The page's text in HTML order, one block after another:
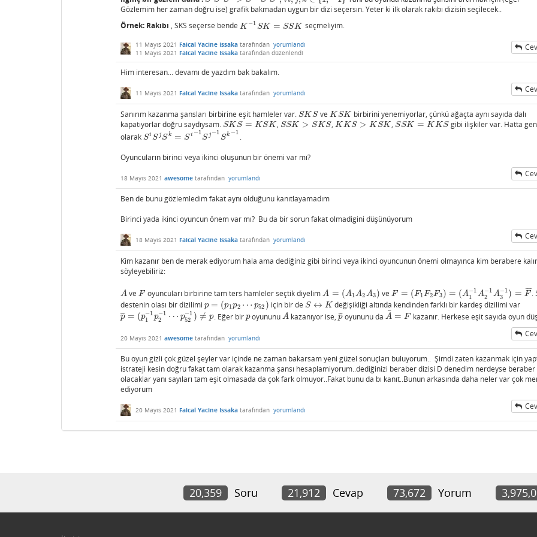
Gözlemim her zaman doğru ise) grafik bakmadan uygun bir dizi seçersın. Yeter ki ilk olarak rakıbı dizisin seçilecek..
Örnek: Rakıbı , SKS seçerse bende K−1SK = SSK
K−1SK=SS K seçmeliyim.
11 Mayıs 2021 Faical Yacine Issaka tarafından yorumlandı
11 Mayıs 2021 Faical Yacine Issaka tarafından düzenlendi
Him interesan... devamı de yazdım bak bakalım.
11 Mayıs 2021 Faical Yacine Issaka tarafından yorumlandı
Sanırım kazanma şansları birbirine eşit hamleler var. SK S
SKS veK SK
KSK
birbirini yenemiyorlar, çünkü ağaçta aynı sayıda dalı
kapatıyorlar doğru saydıysam. SK S = KSK
SKS=K SK , SSK > SKS
SSK>S KS ,K KS > K SK
KKS>KSK ,SSK = K KS
SSK=K KS
gibi ilişkiler var. Hatta
olarak Si S j Sk = Si −1
S j −1
Sk −1
SiSjSk=Si −1 Sj−1 Sk−1
.
Oyuncuların birinci veya ikinci oluşunun bir önemi var mı?
18 Mayıs 2021 awesome tarafından yorumlandı
Ben de bunu gözlemledim fakat aynı olduğunu kanıtlayamadım
Birinci yada ikinci oyuncun önem var mı? Bu da bir sorun fakat olmadigini düşünüyorum
18 Mayıs 2021 Faical Yacine Issaka tarafından yorumlandı
Kim kazanır ben de merak ediyorum hala ama dediğiniz gibi birinci veya ikinci oyuncunun önemi olmayınca kim berabere
söyleyebiliriz:
A
A veF
F oyuncuları birbirine tam ters hamleler seçtik diyelimA = (A1A2A3)
A= (A 1A2A3) veF = (F1F2F3) = (A−1
1
A−1
2
A−1
3
) = F
¯¯
¯¯
F= (F1 F2F3)=(A1− 1A 2−1A3−1)=F¯
.
destenin olası bir dizilimi p = (p1p2 ⋯ p52 )
p=(p 1p2⋯p52 için bir deS ↔ K
S↔K değişikliği altında kendinden farklı bir kardeş dizilimi var
p
¯¯
¯ = (p−1
1
p−1
2
⋯ p−1
52 ) ≠ p
p¯ =( p1−1p2−1 ⋯ p 52−1 ≠p . Eğer bir p
poyununu A
A kazanıyor ise,p
¯¯
¯
p¯
oyununu da A
¯ = F
A¯ =F kazanır. Herkese eşit sayıda oyun
20 Mayıs 2021 awesome tarafından yorumlandı
Bu oyun gizli çok güzel şeyler var içinde ne zaman bakarsam yeni güzel sonuçları buluyorum.. Şimdi zaten kazanmak için
istrateji kesin doğru fakat tam olarak kazanma şansı hesaplamiyorum..dediğinizi beraber dizisi D denedim nerdeyse beraber
olacaklar yanı sayıları tam eşit olmasada da çok fark olmuyor..Fakat bunu da bı kanıt..Bunun arkasında daha neler var çok
ediyorum
20 Mayıs 2021 Faical Yacine Issaka tarafından yorumlandı
20,359 Soru 21,912 Cevap 73,672 Yorum